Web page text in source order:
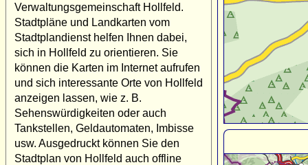
Verwaltungsgemeinschaft Hollfeld.
Stadtpläne und Landkarten vom
Stadtplandienst helfen Ihnen dabei,
sich in Hollfeld zu orientieren. Sie
können die Karten im Internet aufrufen
und sich interessante Orte von Hollfeld
anzeigen lassen, wie z. B.
Sehenswürdigkeiten oder auch
Tankstellen, Geldautomaten, Imbisse
usw. Ausgedruckt können Sie den
Stadtplan von Hollfeld auch offline